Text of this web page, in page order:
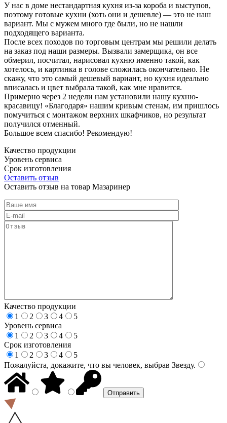
У нас в доме нестандартная кухня из-за короба и выступов,
поэтому готовые кухни (хоть они и дешевле) — это не наш
вариант. Мы с мужем много где были, но не нашли
подходящего варианта.
После всех походов по торговым центрам мы решили делать
на заказ под наши размеры. Вызвали замерщика, он все
обмерил, посчитал, нарисовал кухню именно такой, как
хотелось, и картинка в голове сложилась окончательно. Не
скажу, что это самый дешевый вариант, но кухня идеально
вписалась и цвет выбрала такой, как мне нравится.
Примерно через 2 недели нам установили нашу кухню-
красавицу! «Благодаря» нашим кривым стенам, им пришлось
помучиться с монтажом верхних шкафчиков, но результат
получился отменный.
Большое всем спасибо! Рекомендую!
Качество продукции
Уровень сервиса
Срок изготовления
Оставить отзыв
Оставить отзыв на товар Мазаринер
Качество продукции
1
2 3 4
5
Уровень сервиса
1
2 3 4
5
Срок изготовления
1
2 3 4
5
Пожалуйста, докажите, что вы человек, выбрав Звезду.